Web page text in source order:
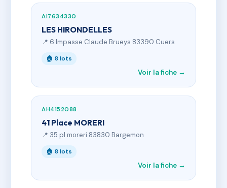
AI7634330
LES HIRONDELLES
📍 6 Impasse Claude Brueys 83390 Cuers
🏠 8 lots
Voir la fiche →
AH4152088
41 Place MORERI
📍 35 pl moreri 83830 Bargemon
🏠 8 lots
Voir la fiche →